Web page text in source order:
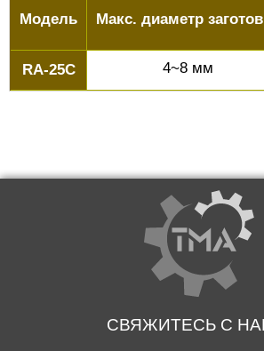
Модель Макс. диаметр
RA-25C 4~8 мм
СВЯЖИТЕСЬ С